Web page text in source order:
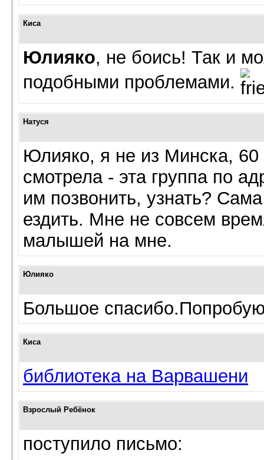
Киса
Юлияко, не боись! Так и
подобными проблемами.
Натуся
Юлияко, я не из Минска, 60
смотрела - эта группапо
им позвонить, узнать?
ездить. Мне не совсем
малышей на мне.
Юлияко
Большое
Киса
библиотека на Варвашени
Взрослый Ребёнок
поступило письмо: